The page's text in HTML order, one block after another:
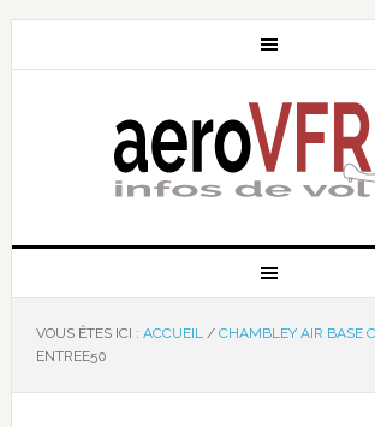
VOUS ÊTES ICI : ACCUEIL / CHAMBLEY AIR BASE
ENTREE50